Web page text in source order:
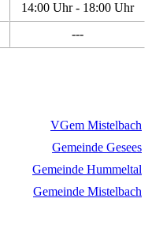
14:00 Uhr - 18:00 Uhr
---
VGem Mistelbach
Gemeinde Gesees
Gemeinde Hummeltal
Gemeinde Mistelbach